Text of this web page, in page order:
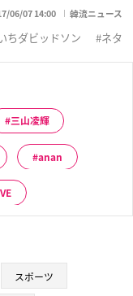
06/07 14:00 韓流ニュース
ちダビッドソン ネタ
三山凌輝
anan
スポーツ